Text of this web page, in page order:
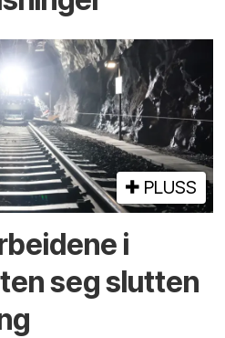
PLUSS
i
seg slutten